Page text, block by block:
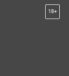
18+